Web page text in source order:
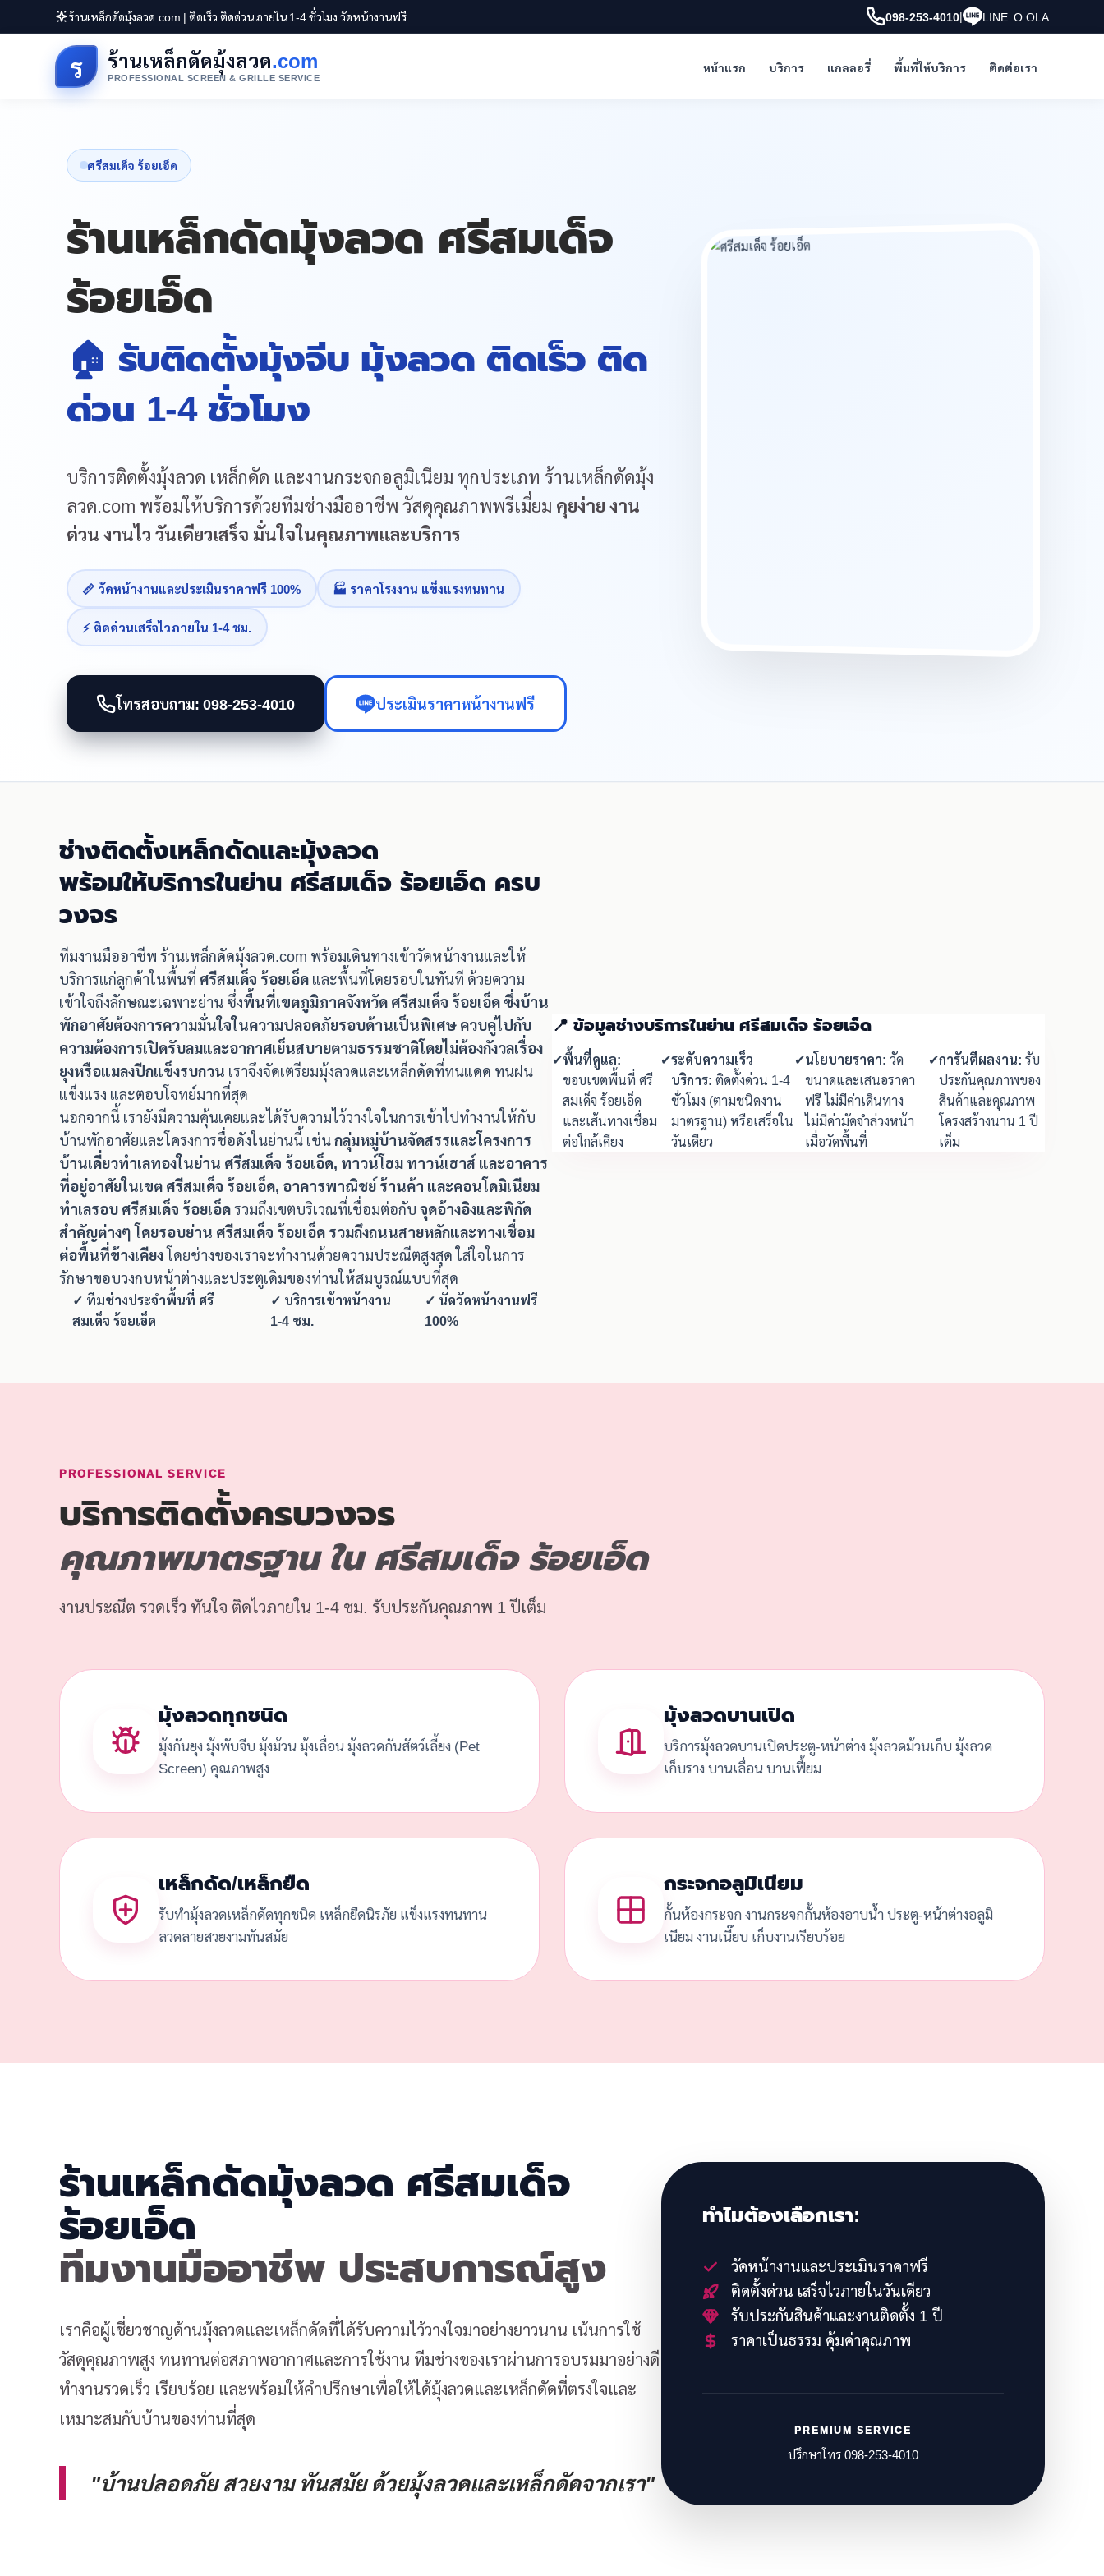
ร้านเหล็กดัดมุ้งลวด.com | ติดเร็ว ติดด่วน ภายใน 1-4 ชั่วโมง วัดหน้างานฟรี 098-253-4010| LINE: O.OLA
ร ร้านเหล็กดัดมุ้งลวด.com
PROFESSIONAL SCREEN & GRILLE SERVICE
หน้าแรก บริการ แกลลอรี่ พื้นที่ให้บริการ ติดต่อเรา
ศรีสมเด็จ ร้อยเอ็ด
ร้านเหล็กดัดมุ้งลวด ศรีสมเด็จ
ร้อยเอ็ด
🏠 รับติดตั้งมุ้งจีบ มุ้งลวด ติดเร็ว ติด
ด่วน 1-4 ชั่วโมง
บริการติดตั้งมุ้งลวด เหล็กดัด และงานกระจกอลูมิเนียม ทุกประเภท ร้านเหล็กดัดมุ้ง
ลวด.com พร้อมให้บริการด้วยทีมช่างมืออาชีพ วัสดุคุณภาพพรีเมี่ยม คุยง่าย งาน
ด่วน งานไว วันเดียวเสร็จ มั่นใจในคุณภาพและบริการ
📏 วัดหน้างานและประเมินราคาฟรี 100% 🏭 ราคาโรงงาน แข็งแรงทนทาน
⚡ ติดด่วนเสร็จไวภายใน 1-4 ชม.
โทรสอบถาม: 098-253-4010 ประเมินราคาหน้างานฟรี
ช่างติดตั้งเหล็กดัดและมุ้งลวด
พร้อมให้บริการในย่าน ศรีสมเด็จ ร้อยเอ็ด ครบ
วงจร
ทีมงานมืออาชีพ ร้านเหล็กดัดมุ้งลวด.com พร้อมเดินทางเข้าวัดหน้างานและให้
บริการแก่ลูกค้าในพื้นที่ ศรีสมเด็จ ร้อยเอ็ด และพื้นที่โดยรอบในทันที ด้วยความ
เข้าใจถึงลักษณะเฉพาะย่าน ซึ่งพื้นที่เขตภูมิภาคจังหวัด ศรีสมเด็จ ร้อยเอ็ด ซึ่งบ้าน
พักอาศัยต้องการความมั่นใจในความปลอดภัยรอบด้านเป็นพิเศษ ควบคู่ไปกับ
ความต้องการเปิดรับลมและอากาศเย็นสบายตามธรรมชาติโดยไม่ต้องกังวลเรื่อง
ยุงหรือแมลงปีกแข็งรบกวน เราจึงจัดเตรียมมุ้งลวดและเหล็กดัดที่ทนแดด ทนฝน
แข็งแรง และตอบโจทย์มากที่สุด
นอกจากนี้ เรายังมีความคุ้นเคยและได้รับความไว้วางใจในการเข้าไปทำงานให้กับ
บ้านพักอาศัยและโครงการชื่อดังในย่านนี้ เช่นกลุ่มหมู่บ้านจัดสรรและโครงการ
บ้านเดี่ยวทำเลทองในย่าน ศรีสมเด็จ ร้อยเอ็ด, ทาวน์โฮม ทาวน์เฮาส์ และอาคาร
ที่อยู่อาศัยในเขต ศรีสมเด็จ ร้อยเอ็ด, อาคารพาณิชย์ ร้านค้า และคอนโดมิเนียม
ทำเลรอบ ศรีสมเด็จ ร้อยเอ็ดรวมถึงเขตบริเวณที่เชื่อมต่อกับ จุดอ้างอิงและพิกัด
สำคัญต่างๆ โดยรอบย่าน ศรีสมเด็จ ร้อยเอ็ด รวมถึงถนนสายหลักและทางเชื่อม
ต่อพื้นที่ข้างเคียงโดยช่างของเราจะทำงานด้วยความประณีตสูงสุด ใส่ใจในการ
รักษาขอบวงกบหน้าต่างและประตูเดิมของท่านให้สมบูรณ์แบบที่สุด
✓ ทีมช่างประจำพื้นที่ ศรี
สมเด็จ ร้อยเอ็ด
✓ บริการเข้าหน้างาน
1-4 ชม.
✓ นัดวัดหน้างานฟรี
100%
📍 ข้อมูลช่างบริการในย่าน ศรีสมเด็จ ร้อยเอ็ด
✔พื้นที่ดูแล:
ขอบเขตพื้นที่ ศรี
สมเด็จ ร้อยเอ็ด
และเส้นทางเชื่อม
ต่อใกล้เคียง
✔ระดับความเร็ว
บริการ: ติดตั้งด่วน 1-4
ชั่วโมง (ตามชนิดงาน
มาตรฐาน) หรือเสร็จใน
วันเดียว
✔นโยบายราคา: วัด
ขนาดและเสนอราคา
ฟรี ไม่มีค่าเดินทาง
ไม่มีค่ามัดจำล่วงหน้า
เมื่อวัดพื้นที่
✔การันตีผลงาน: รับ
ประกันคุณภาพของ
สินค้าและคุณภาพ
โครงสร้างนาน 1 ปี
เต็ม
PROFESSIONAL SERVICE
บริการติดตั้งครบวงจร
คุณภาพมาตรฐาน ใน ศรีสมเด็จ ร้อยเอ็ด
งานประณีต รวดเร็ว ทันใจ ติดไวภายใน 1-4 ชม. รับประกันคุณภาพ 1 ปีเต็ม
มุ้งลวดทุกชนิด
มุ้งกันยุง มุ้งพับจีบ มุ้งม้วน มุ้งเลื่อน มุ้งลวดกันสัตว์เลี้ยง (Pet
Screen) คุณภาพสูง
มุ้งลวดบานเปิด
บริการมุ้งลวดบานเปิดประตู-หน้าต่าง มุ้งลวดม้วนเก็บ มุ้งลวด
เก็บราง บานเลื่อน บานเฟี้ยม
เหล็กดัด/เหล็กยืด
รับทำมุ้งลวดเหล็กดัดทุกชนิด เหล็กยืดนิรภัย แข็งแรงทนทาน
ลวดลายสวยงามทันสมัย
กระจกอลูมิเนียม
กั้นห้องกระจก งานกระจกกั้นห้องอาบน้ำ ประตู-หน้าต่างอลูมิ
เนียม งานเนี๊ยบ เก็บงานเรียบร้อย
ร้านเหล็กดัดมุ้งลวด ศรีสมเด็จ
ร้อยเอ็ด
ทีมงานมืออาชีพ ประสบการณ์สูง
เราคือผู้เชี่ยวชาญด้านมุ้งลวดและเหล็กดัดที่ได้รับความไว้วางใจมาอย่างยาวนาน เน้นการใช้
วัสดุคุณภาพสูง ทนทานต่อสภาพอากาศและการใช้งาน ทีมช่างของเราผ่านการอบรมมาอย่างดี
ทำงานรวดเร็ว เรียบร้อย และพร้อมให้คำปรึกษาเพื่อให้ได้มุ้งลวดและเหล็กดัดที่ตรงใจและ
เหมาะสมกับบ้านของท่านที่สุด
"บ้านปลอดภัย สวยงาม ทันสมัย ด้วยมุ้งลวดและเหล็กดัดจากเรา"
ทำไมต้องเลือกเรา:
วัดหน้างานและประเมินราคาฟรี
ติดตั้งด่วน เสร็จไวภายในวันเดียว
รับประกันสินค้าและงานติดตั้ง 1 ปี
ราคาเป็นธรรม คุ้มค่าคุณภาพ
PREMIUM SERVICE
ปรึกษาโทร 098-253-4010